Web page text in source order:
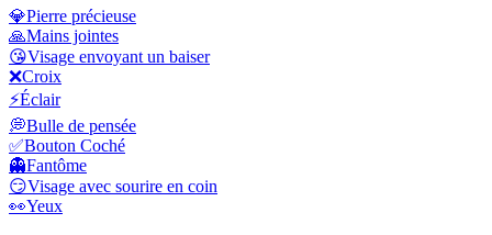
💎Pierre précieuse
🙏Mains jointes
😘Visage envoyant un baiser
❌Croix
⚡Éclair
💭Bulle de pensée
✅Bouton Coché
👻Fantôme
😏Visage avec sourire en coin
👀Yeux